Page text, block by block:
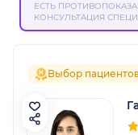
ЕСТЬ
КОНСУЛЬТАЦИЯ
Выбор